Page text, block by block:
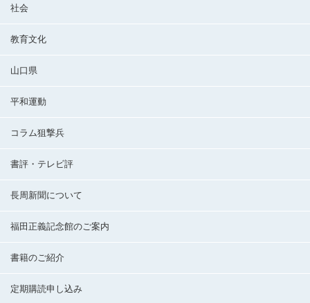
社会
教育文化
山口県
平和運動
コラム狙撃兵
書評・テレビ評
長周新聞について
福田正義記念館のご案内
書籍のご紹介
定期購読申し込み